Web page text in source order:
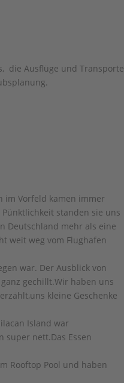
die Ausflüge und Transporte
im Vorfeld kamen immer
standen sie uns
Deutschland mehr als eine
weit weg vom Flughafen
war. Der Ausblick von
gechillt.Wir haben uns
kleine Geschenke
Island war
super nett.Das Essen
Rooftop Pool und haben